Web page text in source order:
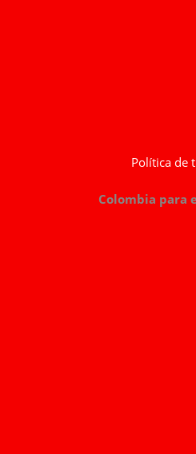
Política de
Colombia para